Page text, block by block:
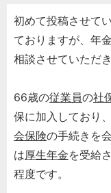
初めて投稿させて
ておりますが、年
相談させていただき
66歳の従業員の社
保に加入しており
会保険の手続きを
は厚生年金を受給
程度です。